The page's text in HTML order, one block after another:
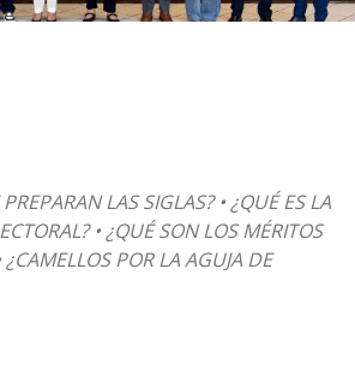
LAS SIGLAS? • ¿QUÉ ES LA
• ¿QUÉ SON LOS MÉRITOS
¿CAMELLOS POR LA AGUJA DE